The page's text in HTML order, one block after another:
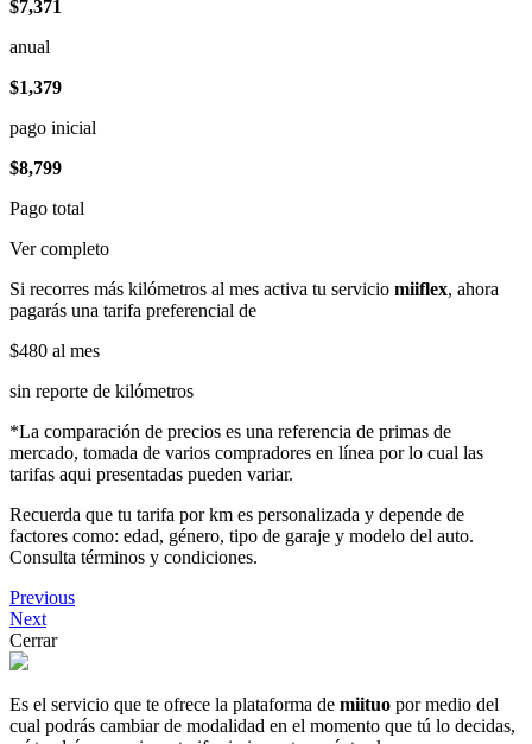
$7,371
anual
$1,379
pago inicial
$8,799
Pago total
Ver completo
Si recorres más kilómetros al mes activa tu servicio miiflex, ahora
pagarás una tarifa preferencial de
$480 al mes
sin reporte de kilómetros
*La comparación de precios es una referencia de primas de
mercado, tomada de varios compradores en línea por lo cual las
tarifas aqui presentadas pueden variar.
Recuerda que tu tarifa por km es personalizada y depende de
factores como: edad, género, tipo de garaje y modelo del auto.
Consulta términos y condiciones.
Previous
Next
Cerrar
Es el servicio que te ofrece la plataforma de miituo por medio del
cual podrás cambiar de modalidad en el momento que tú lo decidas,